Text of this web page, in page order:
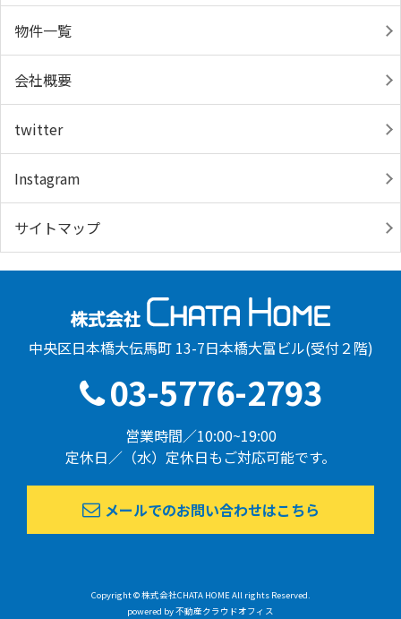
物件一覧
会社概要
twitter
Instagram
サイトマップ
中央区日本橋大伝馬町 13-7日本橋大富ビル(受付２階)
03-5776-2793
営業時間／10:00~19:00
定休日／（水）定休日もご対応可能です。
メールでのお問い合わせはこちら
Copyright © 株式会社CHATA HOME All rights Reserved.
powered by 不動産クラウドオフィス